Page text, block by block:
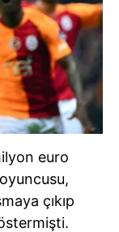
euro
çıkıp